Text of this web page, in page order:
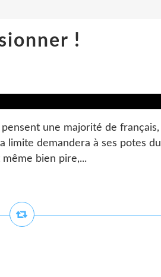
!
une majorité de français,
limite demandera à ses potes du
bien pire,...